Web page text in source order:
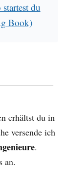
du
Book)
erhältst du in
versende ich
.
an.